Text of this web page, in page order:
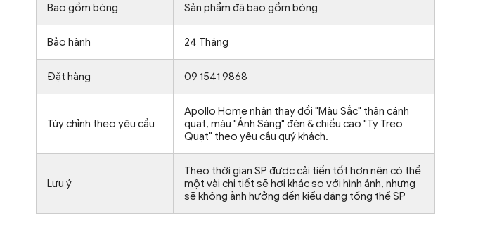
Bao gồm bóng Sản phẩm đã bao gồm bóng
Bảo hành 24 Tháng
Đặt hàng 09 1541 9868
Tùy chỉnh theo yêu cầu
Apollo Home nhận thay đổi "Màu Sắc" thân cánh
quạt, màu "Ánh Sáng" đèn & chiều cao "Ty Treo
Quạt" theo yêu cầu quý khách.
Lưu ý
Theo thời gian SP được cải tiến tốt hơn nên có thể
một vài chi tiết sẽ hơi khác so với hình ảnh, nhưng
sẽ không ảnh hưởng đến kiểu dáng tổng thể SP